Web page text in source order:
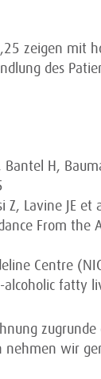
zeigen mit
des
Bantel H,
Z, Lavine JE
From
Centre
fatty
nehmen wir